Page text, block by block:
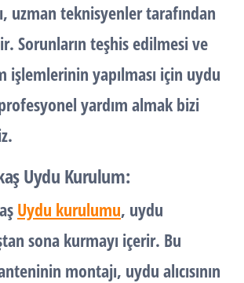
uzman teknisyenler tarafından
Sorunların teşhis edilmesi ve
işlemlerinin yapılması için uydu
yardım almak bizi
Uydu Kurulum:
Uydu kurulumu, uydu
sona kurmayı içerir. Bu
montajı, uydu alıcısının